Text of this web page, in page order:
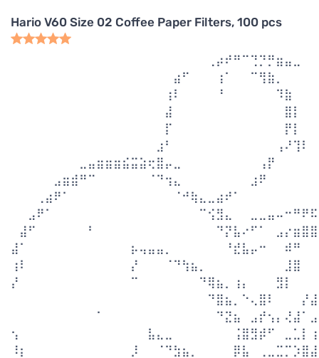
Hario V60 Size 02 Coffee Paper Filters, 100 pcs